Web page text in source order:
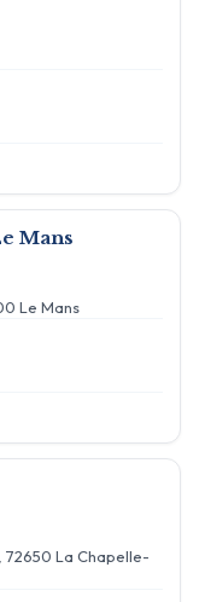
Mans
Le Mans
72650 La Chapelle-